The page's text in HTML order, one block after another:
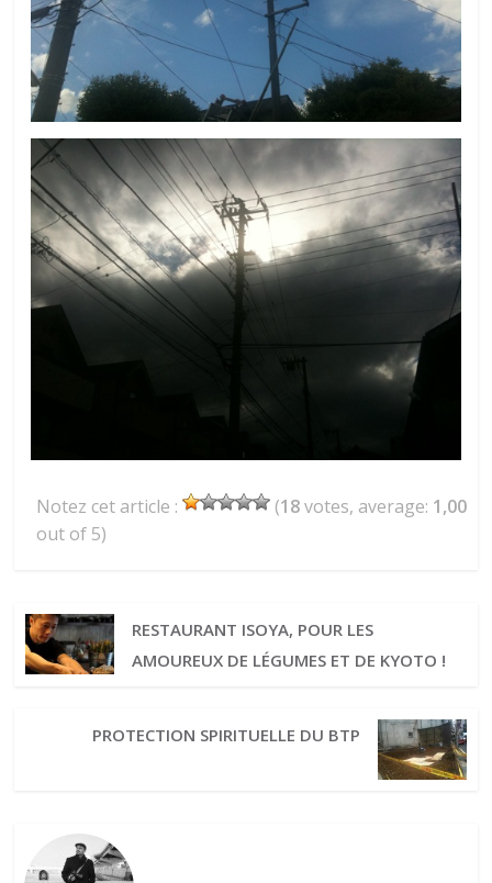
Notez cet article : (18votes, average: 1,00
out of 5)
RESTAURANT ISOYA, POUR LES
AMOUREUX DE LÉGUMES ET DE KYOTO !
PROTECTION SPIRITUELLE DU BTP